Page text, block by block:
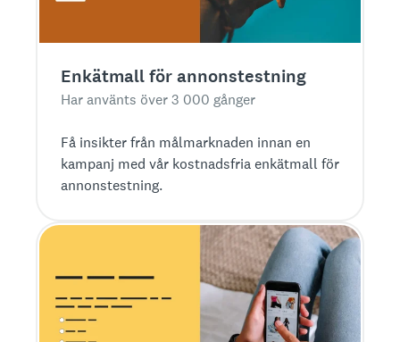
Enkätmall för annonstestning
Har använts över 3 000 gånger
Få insikter från målmarknaden innan en
kampanj med vår kostnadsfria enkätmall för
annonstestning.